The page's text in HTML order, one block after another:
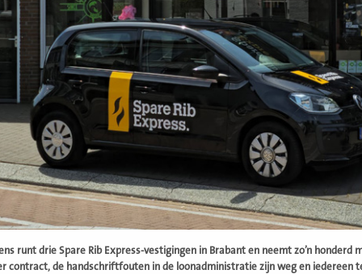
runt drie Spare Rib Express-vestigingen in Brabant en neemt zo’n
contract, de handschriftfouten in de loonadministratie zijn weg en iedereen